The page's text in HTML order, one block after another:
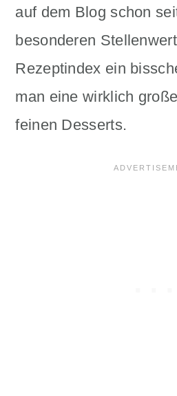
auf dem Blog schon
besonderen
Rezeptindex ein
man eine wirklich
feinen Desserts.